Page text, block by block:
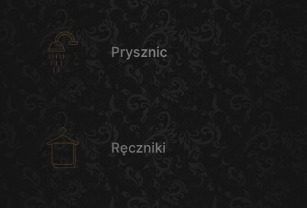
Prysznic
Ręczniki